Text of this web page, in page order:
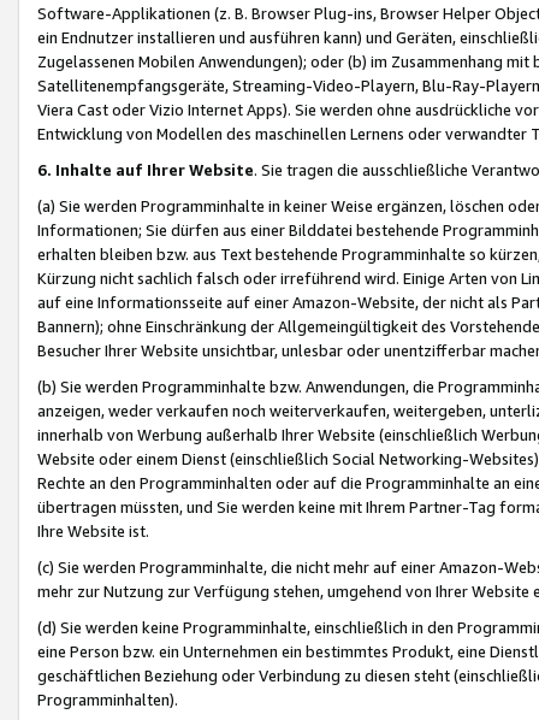
Software-Applikationen (z. B. Browser Plug-ins, Browser Helper
ein Endnutzer installieren und ausführen kann) und Geräten,
Zugelassenen Mobilen Anwendungen); oder (b) im Zusammenhang
Satellitenempfangsgeräte, Streaming-Video-Playern, Blu-Ray-
Viera Cast oder Vizio Internet Apps). Sie werden ohne ausdrückliche
Entwicklung von Modellen des maschinellen Lernens oder
6. Inhalte auf Ihrer Website. Sie tragen die ausschließliche
(a) Sie werden Programminhalte in keiner Weise ergänzen, löschen
Informationen; Sie dürfen aus einer Bilddatei bestehende
erhalten bleiben bzw. aus Text bestehende Programminhalte so
Kürzung nicht sachlich falsch oder irreführend wird. Einige Arten von
auf eine Informationsseite auf einer Amazon-Website, der nicht als
Bannern); ohne Einschränkung der Allgemeingültigkeit des
Besucher Ihrer Website unsichtbar, unlesbar oder unentzifferbar
(b) Sie werden Programminhalte bzw. Anwendungen, die
anzeigen, weder verkaufen noch weiterverkaufen, weitergeben,
innerhalb von Werbung außerhalb Ihrer Website (einschließlich
Website oder einem Dienst (einschließlich Social Networking-
Rechte an den Programminhalten oder auf die Programminhalte an
übertragen müssten, und Sie werden keine mit Ihrem Partner-Tag
Ihre Website ist.
(c) Sie werden Programminhalte, die nicht mehr auf einer Amazon-
mehr zur Nutzung zur Verfügung stehen, umgehend von Ihrer
(d) Sie werden keine Programminhalte, einschließlich in den
eine Person bzw. ein Unternehmen ein bestimmtes Produkt, eine
geschäftlichen Beziehung oder Verbindung zu diesen steht
Programminhalten).